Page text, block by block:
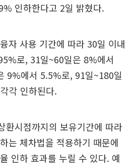
인하한다고 2일 밝혔다.
자 사용 기간에 따라 30일 이내
로, 31일~60일은 8%에서
9%에서 5.5%로, 91일~180일
각 인하된다.
환시점까지의 보유기간에 따라
는 체차법을 적용하기 때문에
인하 효과를 누릴 수 있다. 예